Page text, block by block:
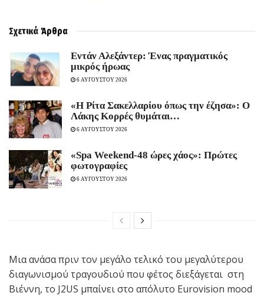
Σχετικά Άρθρα
Εντάν Αλεξάντερ: Ένας πραγματικός
μικρός ήρωας
6 ΑΥΓΟΥΣΤΟΥ 2026
«Η Ρίτα Σακελλαρίου όπως την έζησα»: Ο
Λάκης Κορρές θυμάται…
6 ΑΥΓΟΥΣΤΟΥ 2026
«Spa Weekend-48 ώρες χάος»: Πρώτες
φωτογραφίες
6 ΑΥΓΟΥΣΤΟΥ 2026
Μια ανάσα πριν τον μεγάλο τελικό του μεγαλύτερου
διαγωνισμού τραγουδιού που φέτος διεξάγεται στη
Βιέννη, το J2US μπαίνει στο απόλυτο Eurovision mood